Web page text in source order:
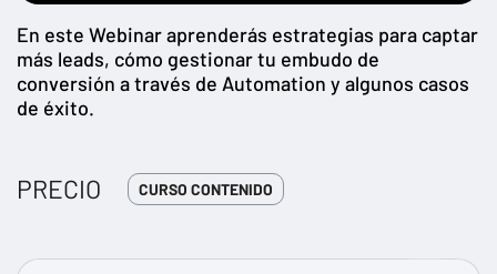
En este Webinar aprenderás estrategias para captar
más leads, cómo gestionar tu embudo de
conversión a través de Automation y algunos casos
de éxito.
PRECIO CURSO CONTENIDO